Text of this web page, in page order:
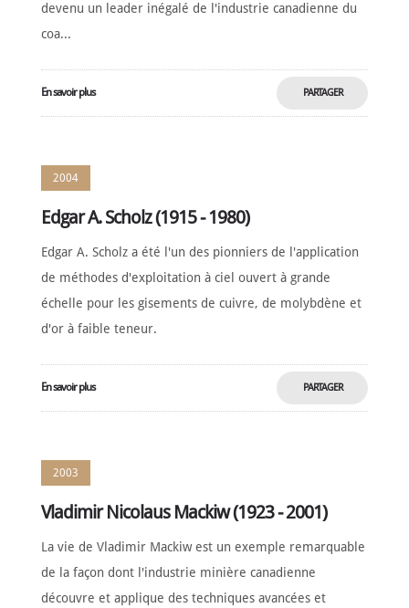
devenu un leader inégalé de l'industrie canadienne du
coa...
En savoir plus PARTAGER
2004
Edgar A. Scholz (1915 - 1980)
Edgar A. Scholz a été l'un des pionniers de l'application
de méthodes d'exploitation à ciel ouvert à grande
échelle pour les gisements de cuivre, de molybdène et
d'or à faible teneur.
En savoir plus PARTAGER
2003
Vladimir Nicolaus Mackiw (1923 - 2001)
La vie de Vladimir Mackiw est un exemple remarquable
de la façon dont l'industrie minière canadienne
découvre et applique des techniques avancées et